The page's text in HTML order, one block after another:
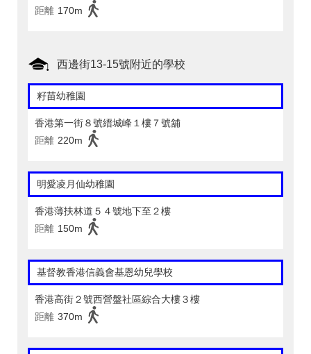
距離 170m
西邊街13-15號附近的學校
籽苗幼稚園
香港第一街８號縉城峰１樓７號舖
距離 220m
明愛凌月仙幼稚園
香港薄扶林道５４號地下至２樓
距離 150m
基督教香港信義會基恩幼兒學校
香港高街２號西營盤社區綜合大樓３樓
距離 370m